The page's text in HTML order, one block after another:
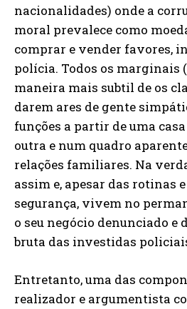
nacionalidades) onde a
moral prevalece como
comprar e vender favores,
polícia. Todos os marginais
maneira mais subtil de os
darem ares de gente
funções a partir de uma
outra e num quadro
relações familiares. Na
assim e, apesar das rotinas
segurança, vivem no
o seu negócio denunciado e
bruta das investidas
Entretanto, uma das
realizador e argumentista